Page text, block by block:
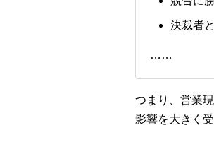
決裁者
……
つまり、営業
影響を大きく